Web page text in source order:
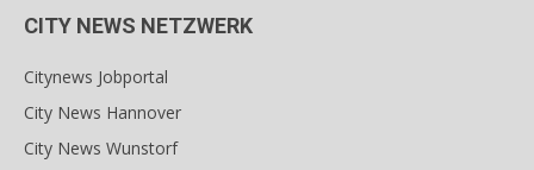
CITY NEWS NETZWERK
Citynews Jobportal
City News Hannover
City News Wunstorf